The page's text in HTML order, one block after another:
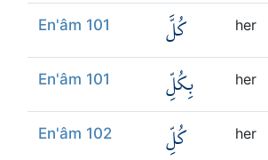
En'âm 101 كُلَّ her
En'âm 101 بِكُلِّ her
En'âm 102 كُلِّ her